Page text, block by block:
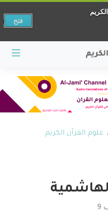
علوم القرآن الكريم
9
فتح